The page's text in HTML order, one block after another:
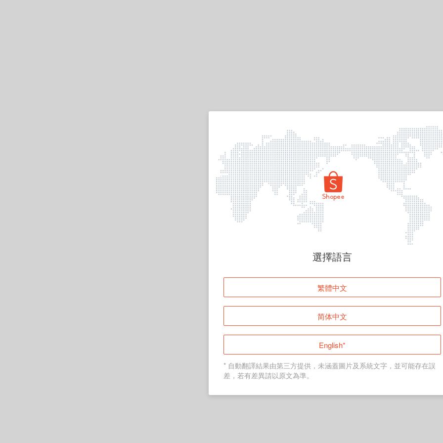
頁面無法顯示
登入
返回首頁
選擇語言
繁體中文
简体中文
English*
* 自動翻譯結果由第三方提供，未涵蓋圖片及系統文字，並可能存在誤
差，若有差異請以原文為準。